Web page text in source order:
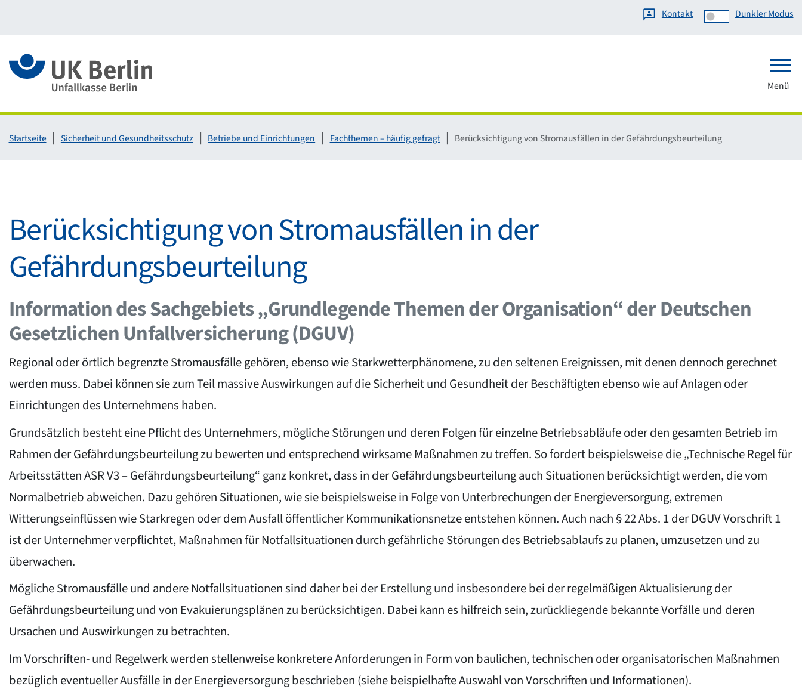
Kontakt Dunkler Modus
Link zur Startseite
Menü
Startseite Sicherheit und Gesundheitsschutz Betriebe und Einrichtungen Fachthemen – häufig gefragt Berücksichtigung von Stromausfällen in der Gefährdungsbeurteilung
Berücksichtigung von Stromausfällen in der
Gefährdungsbeurteilung
Information des Sachgebiets „Grundlegende Themen der Organisation“ der Deutschen
Gesetzlichen Unfallversicherung (DGUV)
Regional oder örtlich begrenzte Stromausfälle gehören, ebenso wie Starkwetterphänomene, zu den seltenen Ereignissen, mit denen dennoch gerechnet
werden muss. Dabei können sie zum Teil massive Auswirkungen auf die Sicherheit und Gesundheit der Beschäftigten ebenso wie auf Anlagen oder
Einrichtungen des Unternehmens haben.
Grundsätzlich besteht eine Pflicht des Unternehmers, mögliche Störungen und deren Folgen für einzelne Betriebsabläufe oder den gesamten Betrieb im
Rahmen der Gefährdungsbeurteilung zu bewerten und entsprechend wirksame Maßnahmen zu treffen. So fordert beispielsweise die „Technische Regel für
Arbeitsstätten ASR V3 – Gefährdungsbeurteilung“ ganz konkret, dass in der Gefährdungsbeurteilung auch Situationen berücksichtigt werden, die vom
Normalbetrieb abweichen. Dazu gehören Situationen, wie sie beispielsweise in Folge von Unterbrechungen der Energieversorgung, extremen
Witterungseinflüssen wie Starkregen oder dem Ausfall öffentlicher Kommunikationsnetze entstehen können. Auch nach § 22 Abs. 1 der DGUV Vorschrift 1
ist der Unternehmer verpflichtet, Maßnahmen für Notfallsituationen durch gefährliche Störungen des Betriebsablaufs zu planen, umzusetzen und zu
überwachen.
Mögliche Stromausfälle und andere Notfallsituationen sind daher bei der Erstellung und insbesondere bei der regelmäßigen Aktualisierung der
Gefährdungsbeurteilung und von Evakuierungsplänen zu berücksichtigen. Dabei kann es hilfreich sein, zurückliegende bekannte Vorfälle und deren
Ursachen und Auswirkungen zu betrachten.
Im Vorschriften- und Regelwerk werden stellenweise konkretere Anforderungen in Form von baulichen, technischen oder organisatorischen Maßnahmen
bezüglich eventueller Ausfälle in der Energieversorgung beschrieben (siehe beispielhafte Auswahl von Vorschriften und Informationen).